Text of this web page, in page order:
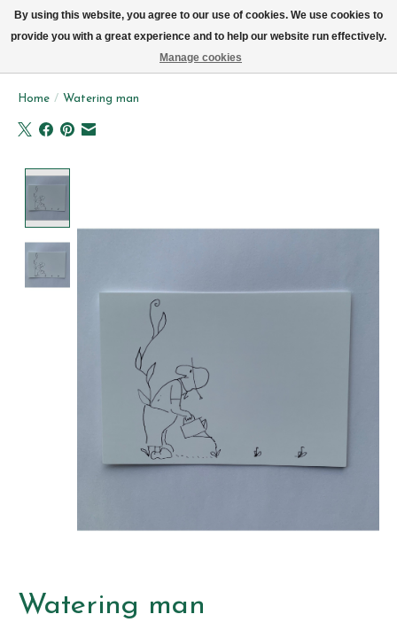
Home / Watering man
Watering man
By using this website, you agree to our use of cookies. We use cookies to
provide you with a great experience and to help our website run effectively.
Manage cookies